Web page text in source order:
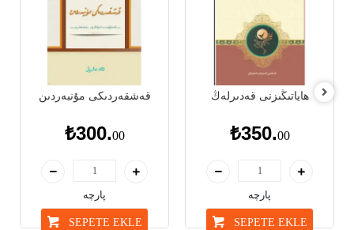
قەشقەردىكى مۇنبەردىن
₺300.00
پارچە
SEPETE EKLE
ھاياتىڭىزنى قەدىرلەڭ
₺350.00
پارچە
SEPETE EKLE